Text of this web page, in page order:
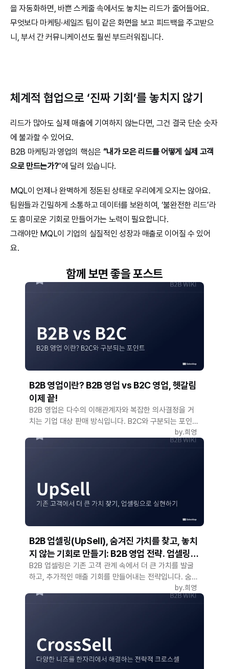
을 자동화하면, 바쁜 스케줄 속에서도 놓치는 리드가 줄어들어요.
무엇보다 마케팅·세일즈 팀이 같은 화면을 보고 피드백을 주고받으
니, 부서 간 커뮤니케이션도 훨씬 부드러워집니다.
체계적 협업으로 ‘진짜 기회’를 놓치지 않기
리드가 많아도 실제 매출에 기여하지 않는다면, 그건 결국 단순 숫자
에 불과할 수 있어요.
B2B 마케팅과 영업의 핵심은 “내가 모은 리드를 어떻게 실제 고객
으로 만드는가?”에 달려 있습니다.
MQL이 언제나 완벽하게 정돈된 상태로 우리에게 오지는 않아요.
팀원들과 긴밀하게 소통하고 데이터를 보완히여, ‘불완전한 리드’라
도 흥미로운 기회로 만들어가는 노력이 필요합니다.
그래야만 MQL이 기업의 실질적인 성장과 매출로 이어질 수 있어
요.
함께 보면 좋을 포스트
B2B 영업이란? B2B 영업 vs B2C 영업, 헷갈림
이제 끝!
B2B 영업은 다수의 이해관계자와 복잡한 의사결정을 거
치는 기업 대상 판매 방식입니다. B2C와 구분되는 포인트
by.희영
B2B 업셀링(UpSell), 숨겨진 가치를 찾고, 놓치
지 않는 기회로 만들기: B2B 영업 전략. 업셀링
사례
B2B 업셀링은 기존 고객 관계 속에서 더 큰 가치를 발굴
하고, 추가적인 매출 기회를 만들어내는 전략입니다. 숨어
있던 니즈를 찾아내며, 놓치지 않는 기회로 이어가세요.
by.희영